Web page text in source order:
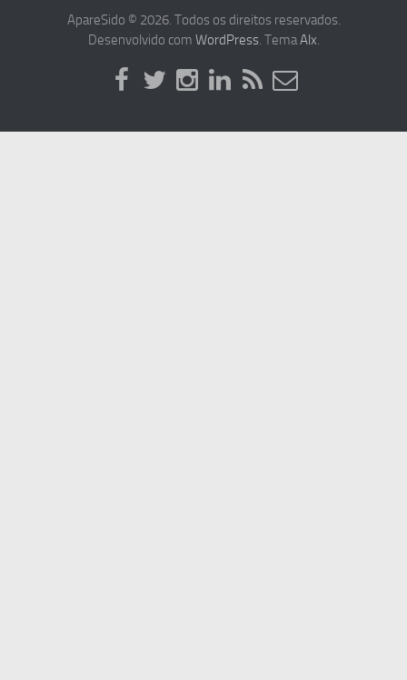
ApareSido © 2026. Todos os direitos reservados.
Desenvolvido com WordPress. TemaAlx.